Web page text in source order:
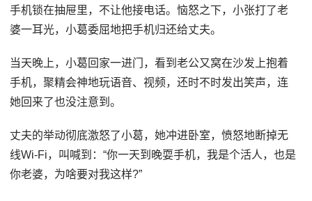
手机锁在抽屉里，不让他接电话。恼怒之下，小张打了老
婆一耳光，小葛委屈地把手机归还给丈夫。
当天晚上，小葛回家一进门，看到老公又窝在沙发上抱着
手机，聚精会神地玩语音、视频，还时不时发出笑声，连
她回来了也没注意到。
丈夫的举动彻底激怒了小葛，她冲进卧室，愤怒地断掉无
线Wi-Fi，叫喊到：“你一天到晚耍手机，我是个活人，也是
你老婆，为啥要对我这样?”